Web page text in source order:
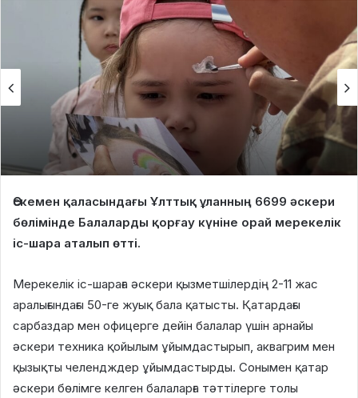
Өскемен қаласындағы Ұлттық ұланның 6699 әскери
бөлімінде Балаларды қорғау күніне орай мерекелік
іс-шара аталып өтті.
Мерекелік іс-шараға әскери қызметшілердің 2-11 жас
аралығындағы 50-ге жуық бала қатысты. Қатардағы
сарбаздар мен офицерге дейін балалар үшін арнайы
әскери техника қойылым ұйымдастырып, аквагрим мен
қызықты челендждер ұйымдастырды. Сонымен қатар
әскери бөлімге келген балаларға тәттілерге толы